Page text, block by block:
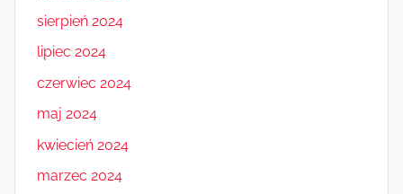
sierpień 2024
lipiec 2024
czerwiec 2024
maj 2024
kwiecień 2024
marzec 2024